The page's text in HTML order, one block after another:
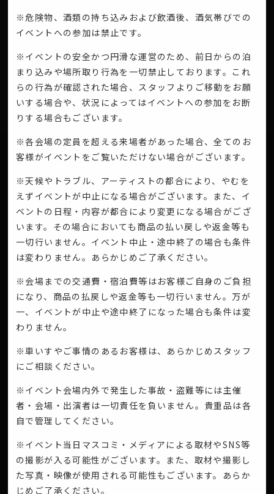
※危険物、酒類の持ち込みおよび飲酒後、酒気帯びでの
イベントへの参加は禁止です。
※イベントの安全かつ円滑な運営のため、前日からの泊
まり込みや場所取り行為を一切禁止しております。これ
らの行為が確認された場合、スタッフよりご移動をお願
いする場合や、状況によってはイベントへの参加をお断
りする場合もございます。
※各会場の定員を超える来場者があった場合、全てのお
客様がイベントをご覧いただけない場合がございます。
※天候やトラブル、アーティストの都合により、やむを
えずイベントが中止になる場合がございます。また、イ
ベントの日程・内容が都合により変更になる場合がござ
います。その場合においても商品の払い戻しや返金等も
一切行いません。イベント中止・途中終了の場合も条件
は変わりません。あらかじめご了承ください。
※会場までの交通費・宿泊費等はお客様ご自身のご負担
になり、商品の払戻しや返金等も一切行いません。万が
一、イベントが中止や途中終了になった場合も条件は変
わりません。
※車いすやご事情のあるお客様は、あらかじめスタッフ
にご相談ください。
※イベント会場内外で発生した事故・盗難等には主催
者・会場・出演者は一切責任を負いません。貴重品は各
自で管理してください。
※イベント当日マスコミ・メディアによる取材やSNS等
の撮影が入る可能性がございます。また、取材や撮影し
た写真・映像が使用される可能性もございます。あらか
じめご了承ください。